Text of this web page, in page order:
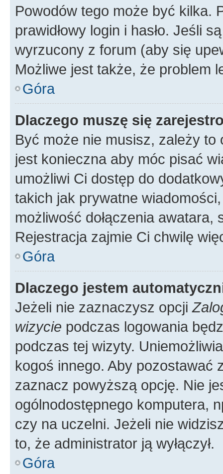
Powodów tego może być kilka.
prawidłowy login i hasło. Jeśli
wyrzucony z forum (aby się
Możliwe jest także, że problem
Góra
Dlaczego muszę się
Być może nie musisz, zależy
jest konieczna aby móc pisać
umożliwi Ci dostęp do
takich jak prywatne
możliwość dołączenia
Rejestracja zajmie Ci chwilę
Góra
Dlaczego jestem
Jeżeli nie zaznaczysz opcji
wizycie podczas logowania
podczas tej wizyty.
kogoś innego. Aby pozostawać
zaznacz powyższą opcję. Nie
ogólnodostępnego komputera,
czy na uczelni. Jeżeli nie
to, że administrator ją wyłączył.
Góra